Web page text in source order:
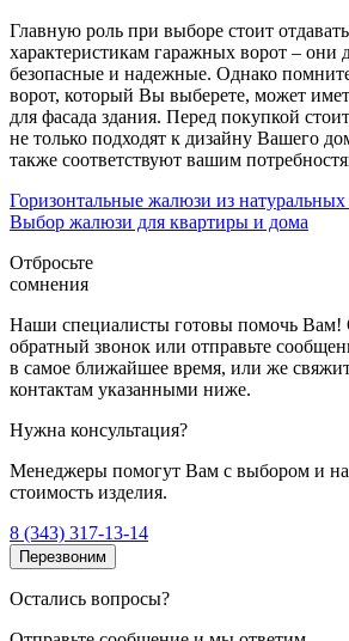
Главную роль при выборе стоит
характеристикам гаражных ворот –
безопасные и надежные. Однако
ворот, который Вы выберете, может
для фасада здания. Перед покупкой
не только подходят к дизайну Вашего
также соответствуют вашим
Горизонтальные жалюзи из натуральных
Выбор жалюзи для квартиры и дома
Отбросьте
сомнения
Наши специалисты готовы помочь Вам!
обратный звонок или отправьте
в самое ближайшее время, или же
контактам указанными ниже.
Нужна консультация?
Менеджеры помогут Вам с выбором и
стоимость изделия.
8 (343) 317-13-14
Перезвоним
Остались вопросы?